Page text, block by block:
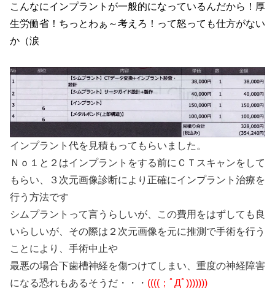
こんなにインプラントが一般的になっているんだから！厚
生労働省！ちっとわぁ～考えろ！って怒っても仕方がない
か（涙
インプラント代を見積もってもらいました。
Ｎｏ１と２はインプラントをする前にＣＴスキャンをして
もらい、３次元画像診断により正確にインプラント治療を
行う方法です
シムプラントって言うらしいが、この費用をはずしても良
いらしいが、その際は２次元画像を元に推測で手術を行う
ことにより、手術中止や
最悪の場合下歯槽神経を傷つけてしまい、重度の神経障害
になる恐れもあるそうだ・・・ ((((；ﾟДﾟ)))))))